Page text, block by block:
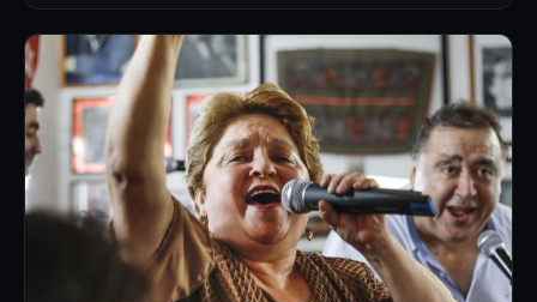
ME